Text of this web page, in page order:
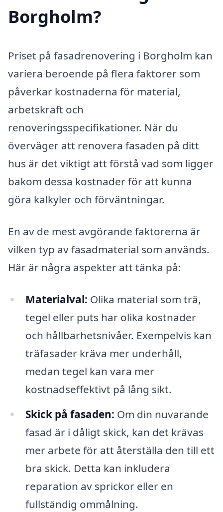
Borgholm?
Priset på fasadrenovering i Borgholm kan
variera beroende på flera faktorer som
påverkar kostnaderna för material,
arbetskraft och
renoveringsspecifikationer. När du
överväger att renovera fasaden på ditt
hus är det viktigt att förstå vad som ligger
bakom dessa kostnader för att kunna
göra kalkyler och förväntningar.
En av de mest avgörande faktorerna är
vilken typ av fasadmaterial som används.
Här är några aspekter att tänka på:
Materialval: Olika material som trä,
tegel eller puts har olika kostnader
och hållbarhetsnivåer. Exempelvis kan
träfasader kräva mer underhåll,
medan tegel kan vara mer
kostnadseffektivt på lång sikt.
Skick på fasaden: Om din nuvarande
fasad är i dåligt skick, kan det krävas
mer arbete för att återställa den till ett
bra skick. Detta kan inkludera
reparation av sprickor eller en
fullständig ommålning.